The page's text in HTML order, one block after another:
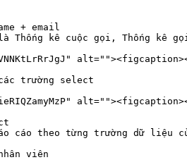
+ email
Thống kê cuộc gọi, Thống kê
trường select
cáo theo từng trường dữ liệu
viên